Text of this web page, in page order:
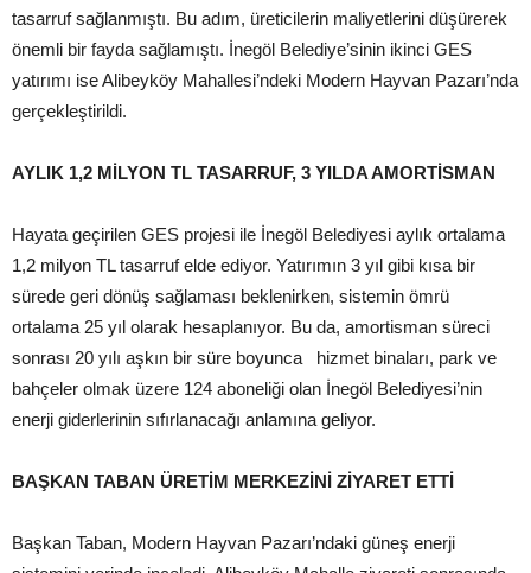
tasarruf sağlanmıştı. Bu adım, üreticilerin maliyetlerini düşürerek
önemli bir fayda sağlamıştı. İnegöl Belediye’sinin ikinci GES
yatırımı ise Alibeyköy Mahallesi’ndeki Modern Hayvan Pazarı’nda
gerçekleştirildi.
AYLIK 1,2 MİLYON TL TASARRUF, 3 YILDA AMORTİSMAN
Hayata geçirilen GES projesi ile İnegöl Belediyesi aylık ortalama
1,2 milyon TL tasarruf elde ediyor. Yatırımın 3 yıl gibi kısa bir
sürede geri dönüş sağlaması beklenirken, sistemin ömrü
ortalama 25 yıl olarak hesaplanıyor. Bu da, amortisman süreci
sonrası 20 yılı aşkın bir süre boyunca hizmet binaları, park ve
bahçeler olmak üzere 124 aboneliği olan İnegöl Belediyesi’nin
enerji giderlerinin sıfırlanacağı anlamına geliyor.
BAŞKAN TABAN ÜRETİM MERKEZİNİ ZİYARET ETTİ
Başkan Taban, Modern Hayvan Pazarı’ndaki güneş enerji